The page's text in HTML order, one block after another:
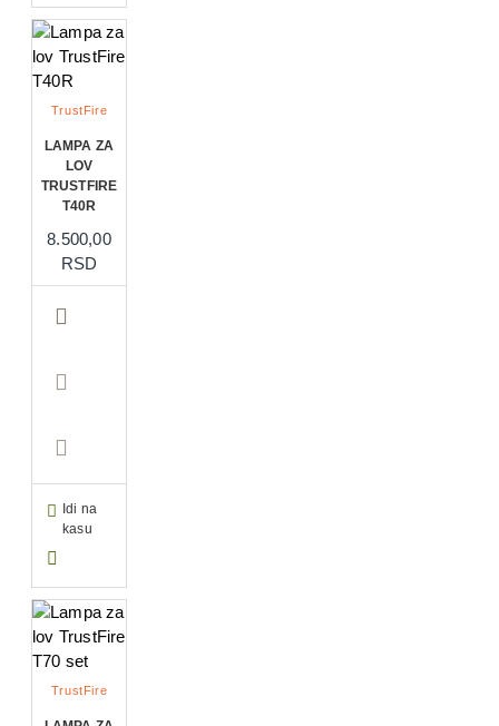
TrustFire
LAMPA ZA
LOV
TRUSTFIRE
T40R
8.500,00
RSD
Idi na
kasu
TrustFire